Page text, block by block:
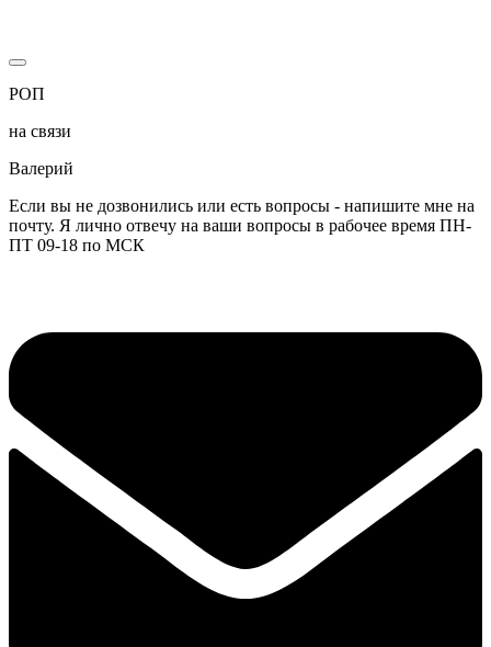
РОП
на связи
Валерий
Если вы не дозвонились или есть вопросы - напишите мне на
почту. Я лично отвечу на ваши вопросы в рабочее время ПН-
ПТ 09-18 по МСК